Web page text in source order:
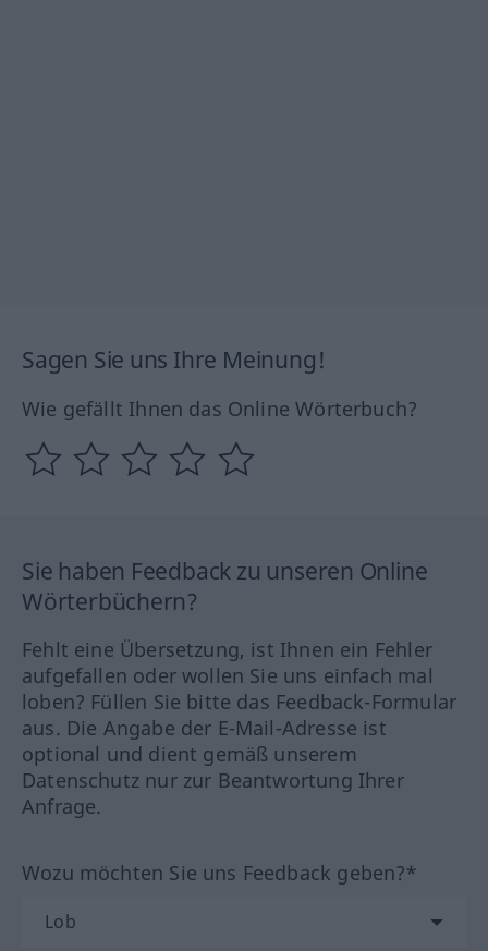
Sagen Sie uns Ihre Meinung!
Wie gefällt Ihnen das Online Wörterbuch?
Sie haben Feedback zu unseren Online
Wörterbüchern?
Fehlt eine Übersetzung, ist Ihnen ein Fehler
aufgefallen oder wollen Sie uns einfach mal
loben? Füllen Sie bitte das Feedback-Formular
aus. Die Angabe der E-Mail-Adresse ist
optional und dient gemäß unserem
Datenschutz nur zur Beantwortung Ihrer
Anfrage.
Wozu möchten Sie uns Feedback geben?*